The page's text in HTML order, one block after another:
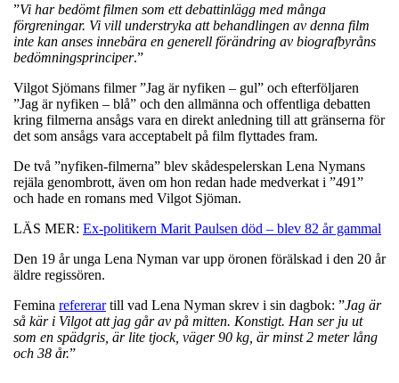
”Vi har bedömt filmen som ett debattinlägg med många
förgreningar. Vi vill understryka att behandlingen av denna film
inte kan anses innebära en generell förändring av biografbyråns
bedömningsprinciper.”
Vilgot Sjömans filmer ”Jag är nyfiken – gul” och efterföljaren
”Jag är nyfiken – blå” och den allmänna och offentliga debatten
kring filmerna ansågs vara en direkt anledning till att gränserna för
det som ansågs vara acceptabelt på film flyttades fram.
De två ”nyfiken-filmerna” blev skådespelerskan Lena Nymans
rejäla genombrott, även om hon redan hade medverkat i ”491”
och hade en romans med Vilgot Sjöman.
LÄS MER: Ex-politikern Marit Paulsen död – blev 82 år gammal
Den 19 år unga Lena Nyman var upp öronen förälskad i den 20 år
äldre regissören.
Femina refererartill vad Lena Nyman skrev i sin dagbok: ”Jag är
så kär i Vilgot att jag går av på mitten. Konstigt. Han ser ju ut
som en spädgris, är lite tjock, väger 90 kg, är minst 2 meter lång
och 38 år.”